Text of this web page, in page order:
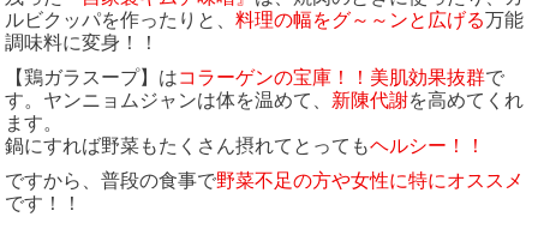
ルビクッパを作ったりと、 料理の幅をグ～～ンと広げる万能
調味料に変身！！
【鶏ガラスープ】はコラーゲンの宝庫！！美肌効果抜群で
す。ヤンニョムジャンは体を温めて、 新陳代謝を高めてくれ
ます。
鍋にすれば野菜もたくさん摂れてとってもヘルシー！！
ですから、普段の食事で野菜不足の方や女性に特にオススメ
です！！